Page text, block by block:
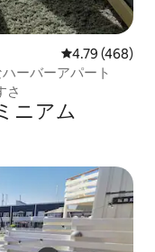
レビュー468
4.79 (468)
ーバーアパート
さ
ニアム